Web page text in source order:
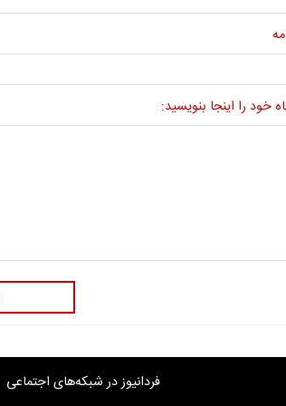
خود را اینجا بنویسید:
فردانیوز در شبکه‌های اجتماعی